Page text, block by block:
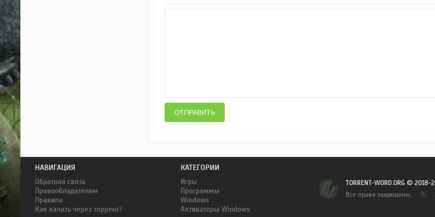
ОТПРАВИТЬ
НАВИГАЦИЯ
Обратная связь
Правообладателям
Правила
Как качать через торрент?
КАТЕГОРИИ
Игры
Программы
Windows
Активаторы Windows
TORRENT-WORD.ORG © 2018-
Все права защищены.